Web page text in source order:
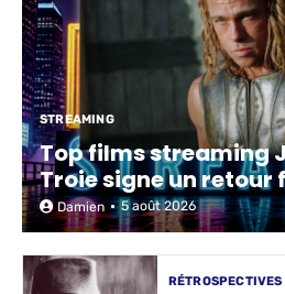
STREAMING
Top films streaming
Troie signe un
Damien 5 août 2026
RÉTROSPECTIVES